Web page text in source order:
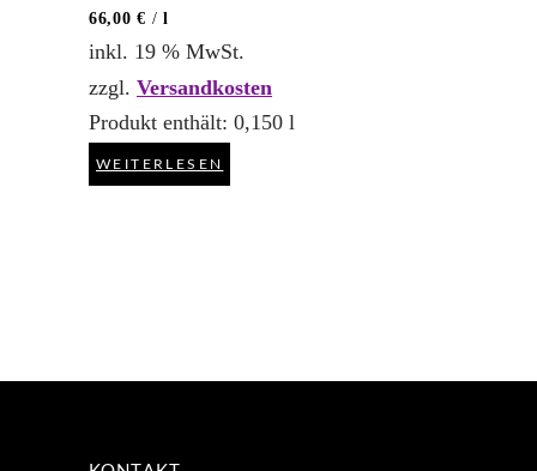
66,00€ /l
inkl. 19 % MwSt.
zzgl. Versandkosten
Produkt enthält: 0,150 l
WEITERLESEN